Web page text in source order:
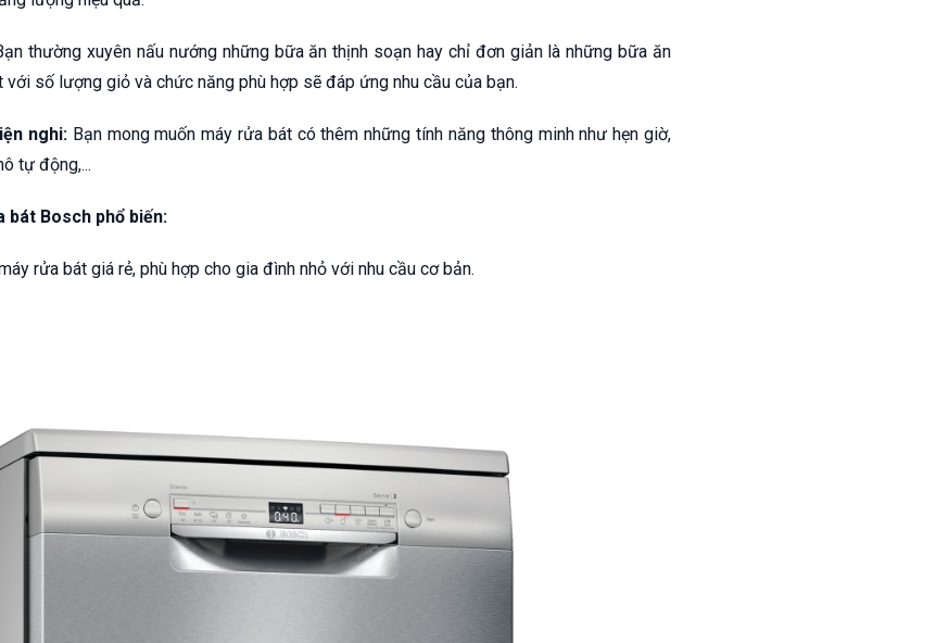
thường xuyên nấu nướng những bữa ăn thịnh soạn hay chỉ đơn giản là những bữa ăn
với số lượng giỏ và chức năng phù hợp sẽ đáp ứng nhu cầu của bạn.
nghi:Bạn mong muốn máy rửa bát có thêm những tính năng thông minh như hẹn giờ,
tự động,...
bát Bosch phổ biến:
rửa bát giá rẻ, phù hợp cho gia đình nhỏ với nhu cầu cơ bản.